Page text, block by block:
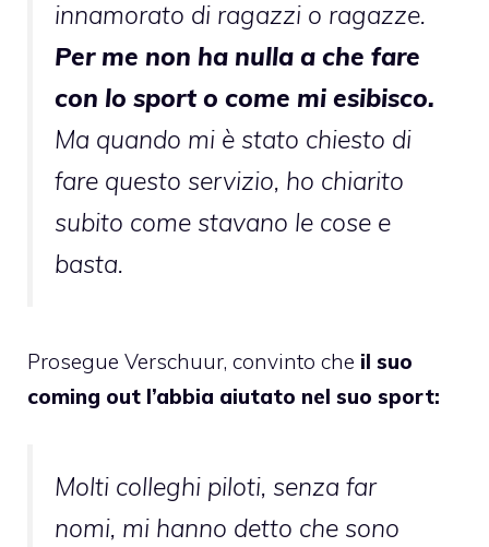
innamorato di ragazzi o ragazze.
Per me non ha nulla a che fare
con lo sport o come mi esibisco.
Ma quando mi è stato chiesto di
fare questo servizio, ho chiarito
subito come stavano le cose e
basta.
Prosegue Verschuur, convinto che il suo
coming out l’abbia aiutato nel suo sport:
Molti colleghi piloti, senza far
nomi, mi hanno detto che sono